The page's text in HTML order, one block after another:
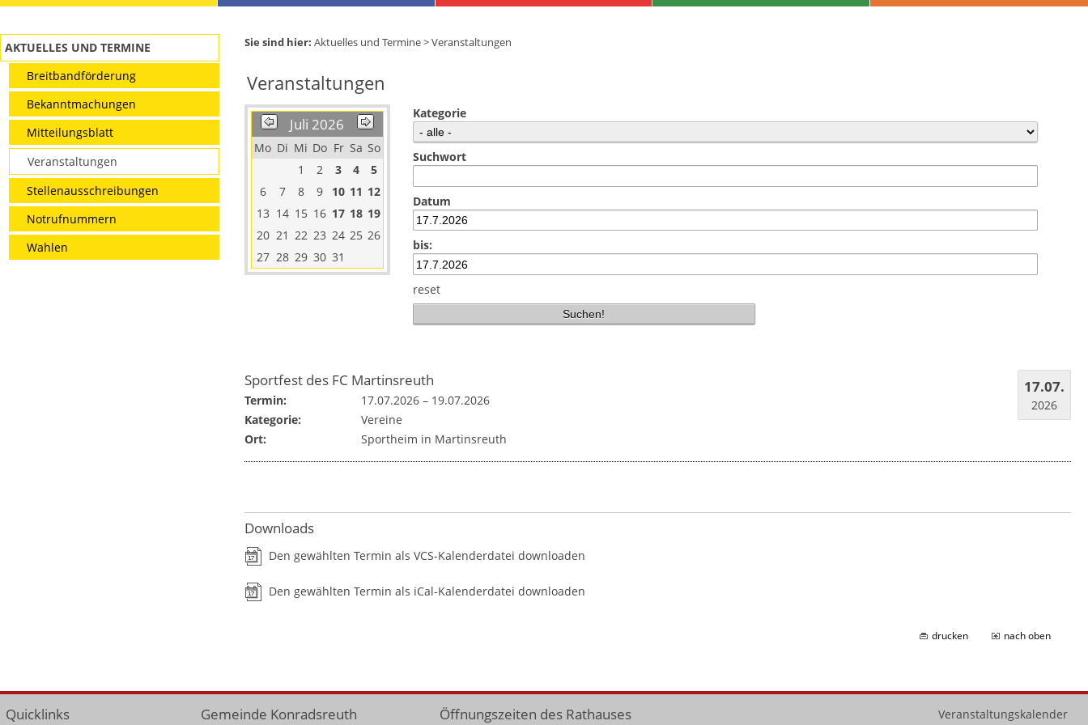
AKTUELLES UND TERMINE
Breitbandförderung
Bekanntmachungen
Mitteilungsblatt
Veranstaltungen
Stellenausschreibungen
Notrufnummern
Wahlen
Sie sind hier: Aktuelles und Termine>Veranstaltungen
Veranstaltungen
Juli 2026
Mo Di Mi Do Fr Sa So
1
2 3 4
5
6
7 8 9 10 11 12
13 14 15 16 17 18 19
20 21 22 23 24 25 26
27 28 29 30 31
Kategorie
Suchwort
Datum
bis:
reset
17.07.
2026
Sportfest des FC Martinsreuth
Termin: 17.07.2026 – 19.07.2026
Kategorie:
Vereine
Ort:
Sportheim in Martinsreuth
Downloads
Den gewählten Termin als VCS-Kalenderdatei downloaden
Den gewählten Termin als iCal-Kalenderdatei downloaden
drucken nach oben
Quicklinks Gemeinde Konradsreuth Öffnungszeiten des Rathauses
Veranstaltungskalender